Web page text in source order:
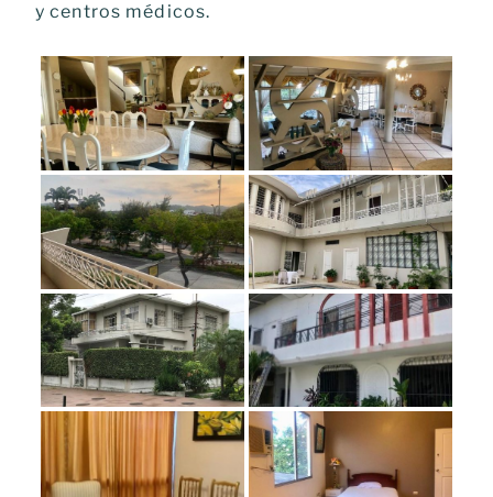
y centros médicos.